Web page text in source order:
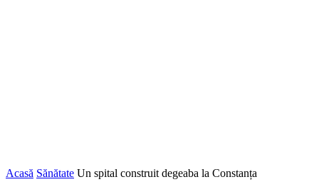
Acasă Sănătate Un spital construit degeaba la Constanța